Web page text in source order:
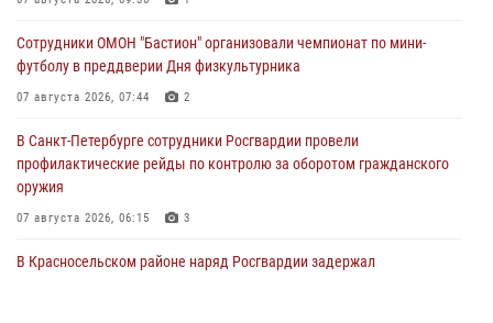
Сотрудники ОМОН "Бастион" организовали чемпионат по мини-
футболу в преддверии Дня физкультурника
07 августа 2026, 07:44 2
В Санкт-Петербурге сотрудники Росгвардии провели
профилактические рейды по контролю за оборотом гражданского
оружия
07 августа 2026, 06:15 3
В Красносельском районе наряд Росгвардии задержал